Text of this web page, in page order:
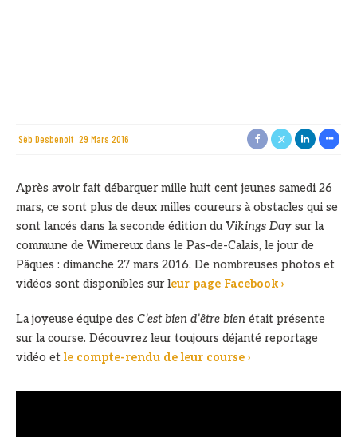
Sèb Desbenoit 29 Mars 2016
Après avoir fait débarquer mille huit cent jeunes samedi 26
mars, ce sont plus de deux milles coureurs à obstacles qui se
sont lancés dans la seconde édition du Vikings Day sur la
commune de Wimereux dans le Pas-de-Calais, le jour de
Pâques : dimanche 27 mars 2016. De nombreuses photos et
vidéos sont disponibles sur leur page Facebook ›
La joyeuse équipe des C’est bien d’être bien était présente
sur la course. Découvrez leur toujours déjanté reportage
vidéo et le compte-rendu de leur course ›